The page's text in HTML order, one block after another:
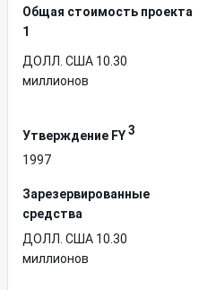
Общая стоимость проекта
1
ДОЛЛ. США 10.30
миллионов
Утверждение FY3
1997
Зарезервированные
средства
ДОЛЛ. США 10.30
миллионов